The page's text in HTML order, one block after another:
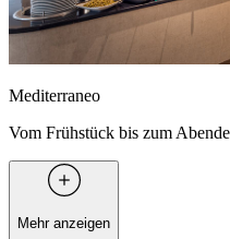
Mediterraneo
Vom Frühstück bis zum
Mehr anzeigen